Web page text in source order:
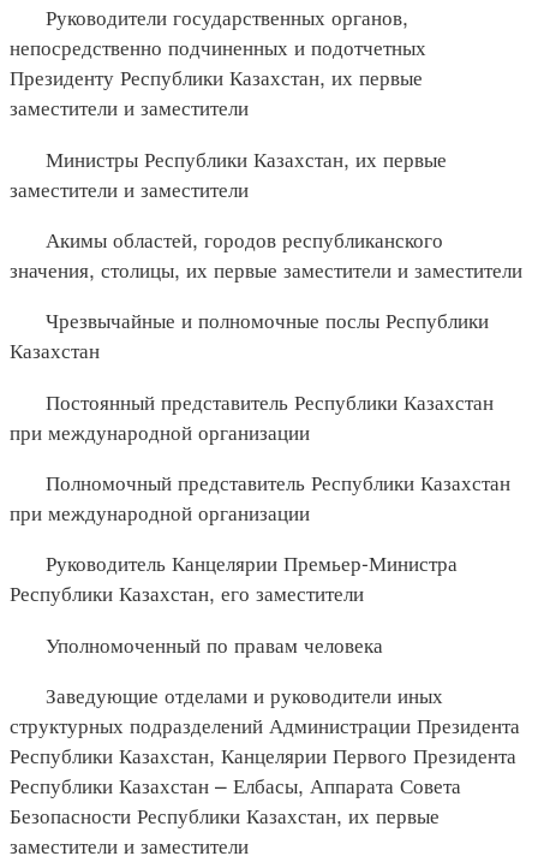
Руководители государственных органов,
непосредственно подчиненных и подотчетных
Президенту Республики Казахстан, их первые
заместители и заместители
Министры Республики Казахстан, их первые
заместители и заместители
Акимы областей, городов республиканского
значения, столицы, их первые заместители и заместители
Чрезвычайные и полномочные послы Республики
Казахстан
Постоянный представитель Республики Казахстан
при международной организации
Полномочный представитель Республики Казахстан
при международной организации
Руководитель Канцелярии Премьер-Министра
Республики Казахстан, его заместители
Уполномоченный по правам человека
Заведующие отделами и руководители иных
структурных подразделений Администрации Президента
Республики Казахстан, Канцелярии Первого Президента
Республики Казахстан – Елбасы, Аппарата Совета
Безопасности Республики Казахстан, их первые
заместители и заместители